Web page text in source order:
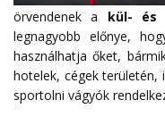
örvendenek a kül- és
legnagyobb előnye,
használhatja őket,
hotelek, cégek területén,
sportolni vágyók